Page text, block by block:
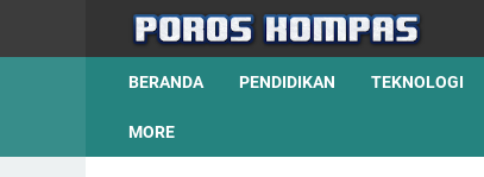
BERANDA PENDIDIKAN TEKNOLOGI
MORE